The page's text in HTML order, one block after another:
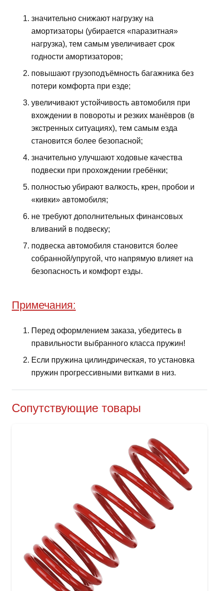
значительно снижают нагрузку на
амортизаторы (убирается «паразитная»
нагрузка), тем самым увеличивает срок
годности амортизаторов;
повышают грузоподъёмность багажника без
потери комфорта при езде;
увеличивают устойчивость автомобиля при
вхождении в повороты и резких манёвров (в
экстренных ситуациях), тем самым езда
становится более безопасной;
значительно улучшают ходовые качества
подвески при прохождении гребёнки;
полностью убирают валкость, крен, пробои и
«кивки» автомобиля;
не требуют дополнительных финансовых
вливаний в подвеску;
подвеска автомобиля становится более
собранной/упругой, что напрямую влияет на
безопасность и комфорт езды.
Примечания:
Перед оформлением заказа, убедитесь в
правильности выбранного класса пружин!
Если пружина цилиндрическая, то установка
пружин прогрессивными витками в низ.
Сопутствующие товары